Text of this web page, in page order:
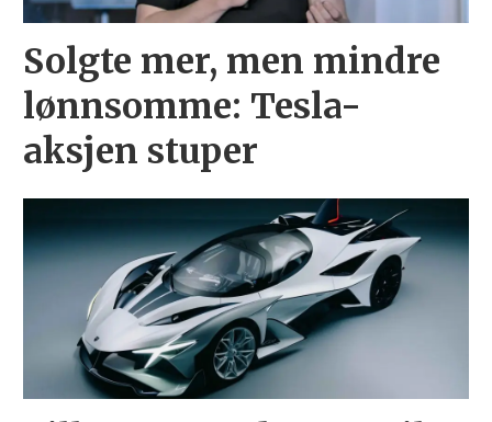
Solgte mer, men mindre
lønnsomme: Tesla-
aksjen stuper